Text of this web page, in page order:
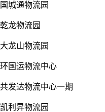
国城通物流园
乾龙物流园
大龙山物流园
环国运物流中心
共发达物流中心一期
凯利昇物流园